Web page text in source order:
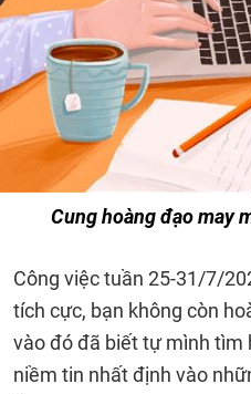
Cung hoàng đạo may
Công việc tuần 25-31/7/
tích cực, bạn không còn
vào đó đã biết tự mình tìm
niềm tin nhất định vào